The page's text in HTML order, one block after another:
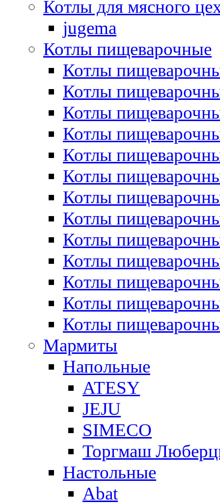
Котлы для мясного
jugema
Котлы пищеварочные
Котлы
Котлы
Котлы
Котлы
Котлы
Котлы
Котлы
Котлы
Котлы
Котлы
Котлы
Котлы
Котлы
Мармиты
Напольные
ATESY
JEJU
SIMECO
Торгмаш
Настольные
Abat